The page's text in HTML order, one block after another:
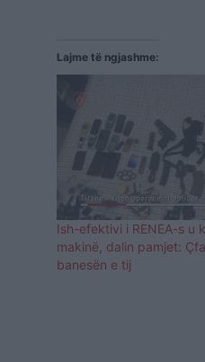
Lajme të ngjashme:
Ish-efektivi i RENEA-s u
makinë, dalin pamjet:
banesën e tij